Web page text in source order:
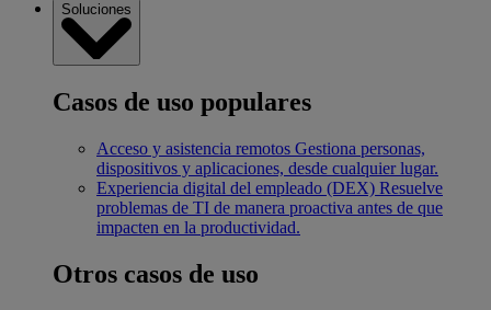
Soluciones
Casos de uso populares
Acceso y asistencia remotos Gestiona personas,
dispositivos y aplicaciones, desde cualquier lugar.
Experiencia digital del empleado (DEX) Resuelve
problemas de TI de manera proactiva antes de que
impacten en la productividad.
Otros casos de uso